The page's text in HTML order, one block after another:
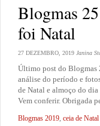
Blogmas
foi Natal
27 DEZEMBRO, 2019 Janina
Último post do Blogmas
análise do período e
de Natal e almoço do dia
Vem conferir. Obrigada
Blogmas 2019 ceia de Natal